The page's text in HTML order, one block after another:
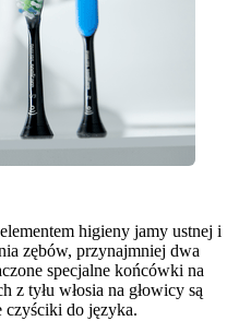
higieny jamy ustnej i
zębów, przynajmniej dwa
specjalne końcówki na
z tyłu włosia na głowicy są
czyściki do języka.